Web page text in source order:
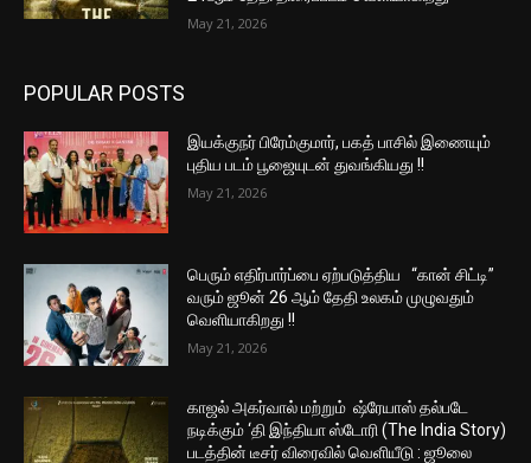
May 21, 2026
POPULAR POSTS
இயக்குநர் பிரேம்குமார், பகத் பாசில் இணையும்
புதிய படம் பூஜையுடன் துவங்கியது !!
May 21, 2026
பெரும் எதிர்பார்ப்பை ஏற்படுத்திய “கான் சிட்டி”
வரும் ஜூன் 26 ஆம் தேதி உலகம் முழுவதும்
வெளியாகிறது !!
May 21, 2026
காஜல் அகர்வால் மற்றும் ஷ்ரேயாஸ் தல்படே
நடிக்கும் ‘தி இந்தியா ஸ்டோரி (The India Story)
படத்தின் டீசர் விரைவில் வெளியீடு : ஜூலை